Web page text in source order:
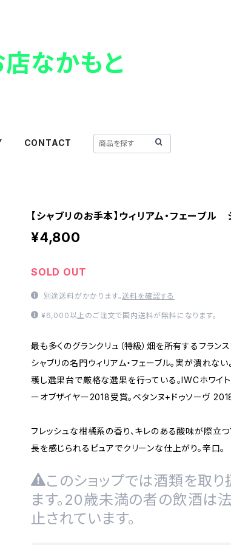
なかもと
CONTACT
【シャブリのお手本】ウィリアム・フェーブル
¥4,800
SOLD OUT
別途送料がかかります。送料を確認する
¥6,000以上のご注文で国内送料が無料になります。
最も多くのグランクリュ（特級）畑を所有するフラン
シャブリの名門ウィリアム・フェーブル。実が潰れな
穫し選果台で厳格な選果を行っている。IWCホワイ
ーオブザイヤー2018受賞。ベタンヌ+ドゥソーヴ
フレッシュな柑橘系の香り、キレのある酸味が際立
長を感じられるピュアでクリーンな仕上がり。辛口。
このショップでは酒類を取り
ます。20歳未満の者の飲酒は
止されています。